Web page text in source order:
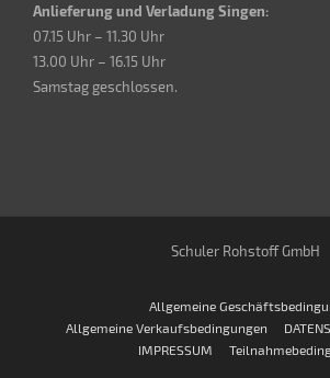
Anlieferung und Verladung Singen:
07.15 Uhr – 11.30 Uhr
13.00 Uhr – 16.15 Uhr
Samstag geschlossen.
Schuler Rohstoff GmbH
Allgemeine
Allgemeine Verkaufsbedingungen
IMPRESSUM